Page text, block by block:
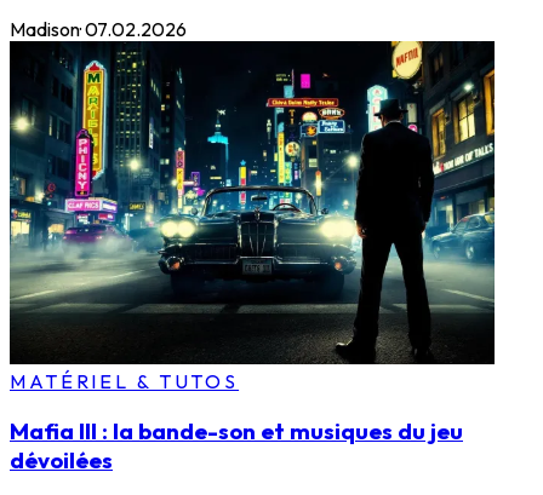
Madison·07.02.2026
MATÉRIEL & TUTOS
Mafia III : la bande-son et musiques du jeu
dévoilées